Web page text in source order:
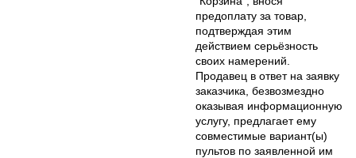
предоплату за товар,
подтверждая этим
действием серьёзность
своих намерений.
Продавец в ответ на заявку
заказчика, безвозмездно
оказывая информационную
услугу, предлагает ему
совместимые вариант(ы)
пультов по заявленной им